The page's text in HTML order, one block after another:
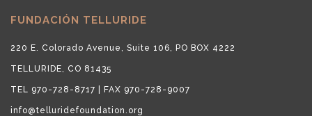
FUNDACIÓN TELLURIDE
220 E. Colorado Avenue, Suite 106, PO BOX 4222
TELLURIDE, CO 81435
TEL 970-728-8717 | FAX 970-728-9007
info@telluridefoundation.org